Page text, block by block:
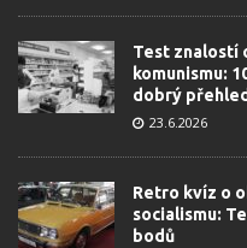
Test znalostí
komunismu:
dobrý přehled
23.6.2026
Retro kvíz o
socialismu:
bodů